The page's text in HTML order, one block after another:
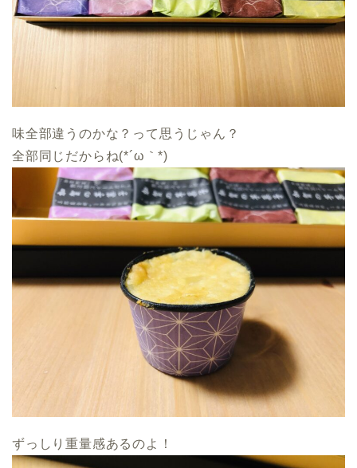
味全部違うのかな？って思うじゃん？
全部同じだからね(*´ω｀*)
ずっしり重量感あるのよ！